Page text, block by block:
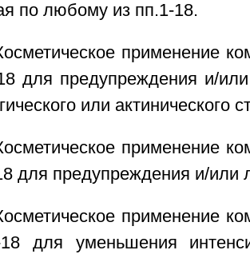
по любому из пп.1-18.
применение
для предупреждения и/
или актинического
применение
для предупреждения и/или
применение
для уменьшения